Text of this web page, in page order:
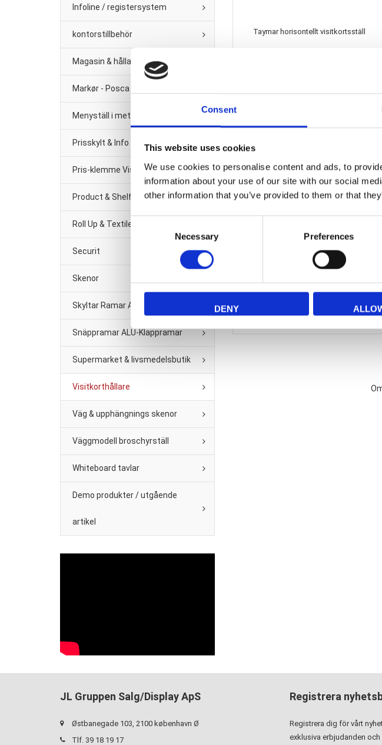
Consent
This website uses cookies
We use cookies to personalise content and ads, to
information about your use of our site with our social
other information that you’ve provided to them or that
Consent
Necessary Preferences
DENY
Taymar horisontellt visitkortsställ
Taymar visitkortsställ stående format
40,52 SEK
Infoline / registersystem
kontorstillbehör
Magasin & hållare för vägg
Markør - Posca Tush
Menyställ i metal
Prisskylt & Info Black Metal
Pris-klemme Vision Line Klar plast
Product & Shelf management
Roll Up & Textile banner
Securit
Skenor
Skyltar Ramar A2 -A6
Snäppramar ALU-Klappramar
Supermarket & livsmedelsbutik
Visitkorthållare
Väg & upphängnings skenor
Väggmodell broschyrställ
Whiteboard tavlar
Demo produkter / utgående
artikel
JL Gruppen Salg/Display ApS
Østbanegade 103, 2100 københavn Ø
Tlf. 39 18 19 17
Registrera
Registrera dig för vårt
exklusiva erbjudanden och